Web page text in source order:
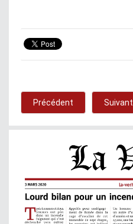
Précédent Suivant